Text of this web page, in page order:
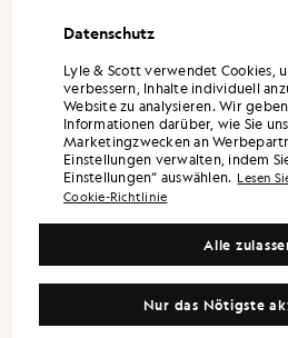
Datenschutz
Lyle & Scott verwendet Cookies,
verbessern, Inhalte individuell
Website zu analysieren. Wir
Informationen darüber, wie Sie
Marketingzwecken an
Einstellungen verwalten, indem
Einstellungen“ auswählen. Lesen
Cookie-Richtlinie
Nur das Nötigste
Alle